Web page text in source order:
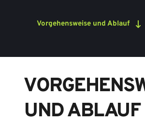
Vorgehensweise und Ablauf
UND ABLAUF